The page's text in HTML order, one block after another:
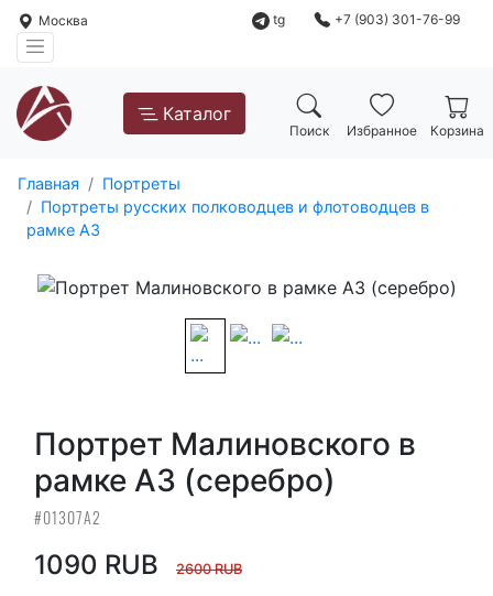
Москва tg +7 (903) 301-76-99
Каталог
Поиск Избранное Корзина
Главная
Портреты
Портреты русских полководцев и флотоводцев в
рамке А3
Портрет Малиновского в
рамке А3 (серебро)
#01307А2
1090 RUB 2600 RUB